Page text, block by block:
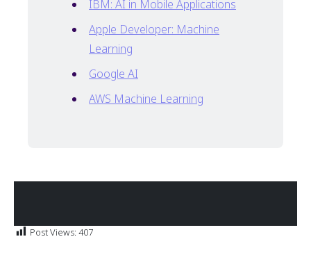
IBM: AI in Mobile Applications
Apple Developer: Machine
Learning
Google AI
AWS Machine Learning
Post Views: 407